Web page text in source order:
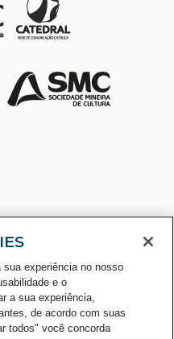
experiência no nosso
e o
a sua experiência,
de acordo com suas
todos" você concorda